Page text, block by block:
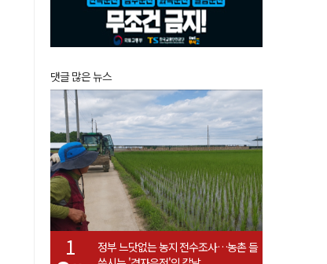
댓글 많은 뉴스
정부 느닷없는 농지 전수조사…농촌 들